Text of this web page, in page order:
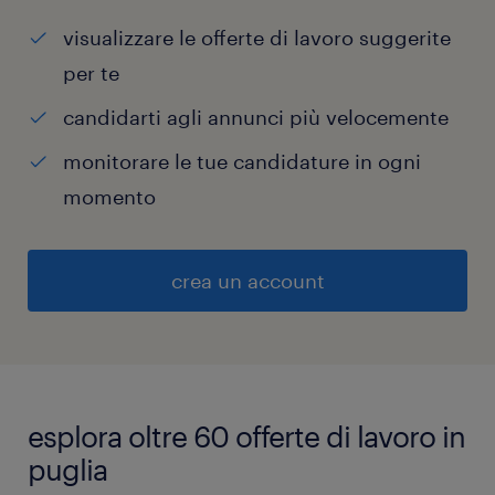
visualizzare le offerte di lavoro suggerite
per te
candidarti agli annunci più velocemente
monitorare le tue candidature in ogni
momento
crea un account
esplora oltre 60 offerte di lavoro in
puglia